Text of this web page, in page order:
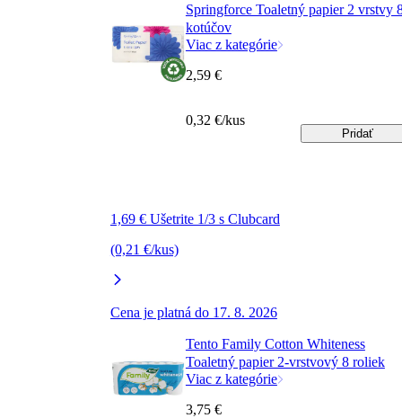
Springforce Toaletný papier 2 vrstvy
kotúčov
Viac z kategórie
1,69 € Ušetrite 1/3 s Clubcard
(0,21 €/kus)
Cena je platná do 17. 8. 2026
2,59 €
0,32 €/kus
Pridať
Tento Family Cotton Whiteness
Toaletný papier 2-vrstvový 8 roliek
Viac z kategórie
3,75 €